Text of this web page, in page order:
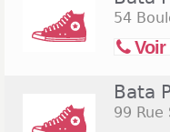
54
Voir
Bata
99 Rue